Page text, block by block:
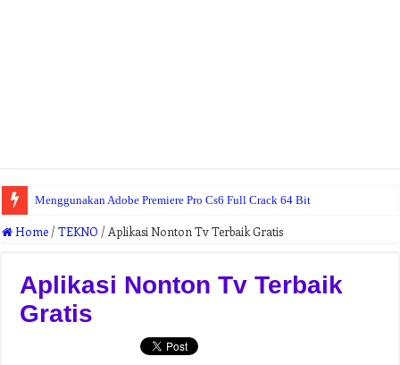
Menggunakan Adobe Premiere Pro Cs6 Full Crack 64 Bit
Home /TEKNO / Aplikasi Nonton Tv Terbaik Gratis
Aplikasi Nonton Tv Terbaik
Gratis